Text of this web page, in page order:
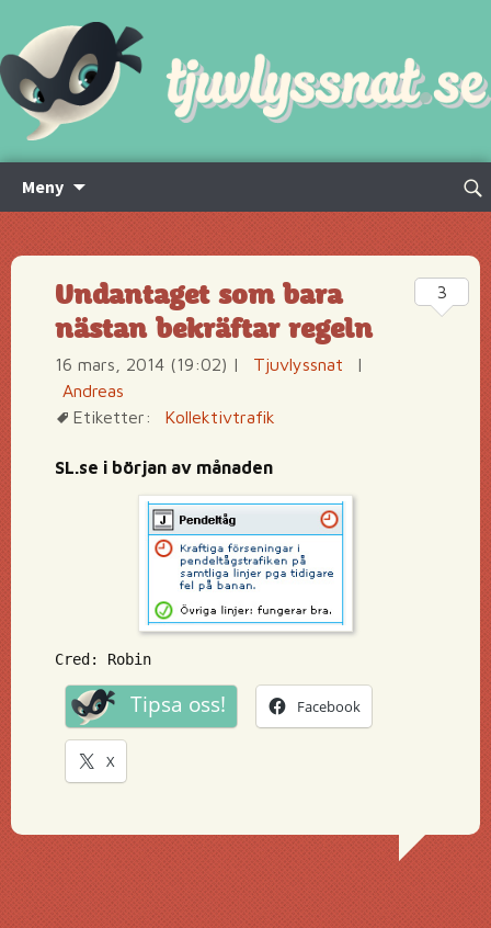
Meny
innehåll
Sök
Undantaget som bara
nästan bekräftar regeln
16 mars, 2014 (19:02) | Tjuvlyssnat
|
Andreas
Etiketter:
Kollektivtrafik
SL.se i början av månaden
Cred: Robin
Tipsa oss! Facebook
X
3